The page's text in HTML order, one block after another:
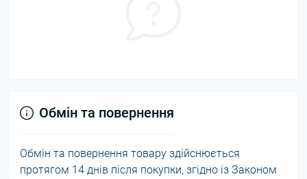
Обмін та повернення
Обмін та повернення товару здійснюється
протягом 14 днів після покупки, згідно із Законом